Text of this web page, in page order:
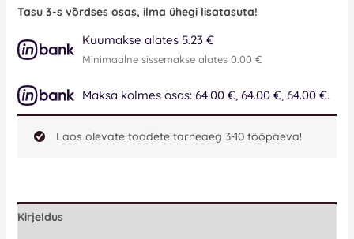
Tasu 3-s võrdses osas, ilma ühegi lisatasuta!
Kuumakse alates 5.23 €
Minimaalne sissemakse alates 0.00 €
Maksa kolmes osas: 64.00 €, 64.00 €, 64.00 €.
Laos olevate toodete tarneaeg 3-10 tööpäeva!
Kirjeldus